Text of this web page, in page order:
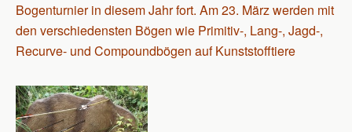
Bogenturnier in diesem Jahr fort. Am 23. März werden mit
den verschiedensten Bögen wie Primitiv-, Lang-, Jagd-,
Recurve- und Compoundbögen auf Kunststofftiere